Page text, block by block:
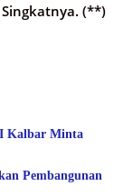
(**)
Kalbar Minta
Pembangunan